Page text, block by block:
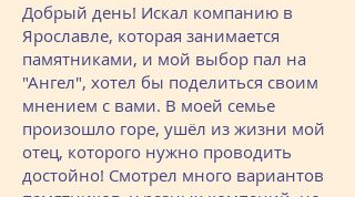
Добрый день! Искал компанию в
Ярославле, которая занимается
памятниками, и мой выбор пал на
"Ангел", хотел бы поделиться своим
мнением с вами. В моей семье
произошло горе, ушёл из жизни мой
отец, которого нужно проводить
достойно! Смотрел много вариантов